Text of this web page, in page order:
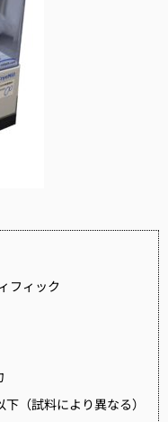
フィック
下（試料により異なる）